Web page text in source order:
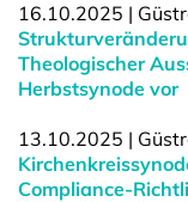
16.10.2025 |
Theologischer
Herbstsynode vor
13.10.2025 |
Compliance-